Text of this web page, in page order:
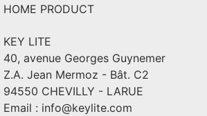
HOME PRODUCT
KEY LITE
40, avenue Georges Guynemer
Z.A. Jean Mermoz - Bât. C2
94550 CHEVILLY - LARUE
Email : info@keylite.com